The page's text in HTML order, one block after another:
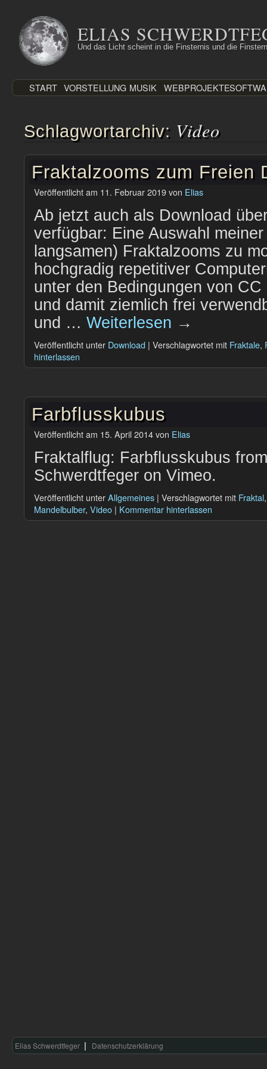
Inhalt
springen
ELIAS
Und das Licht scheint in die Finsternis und die
START VORSTELLUNG MUSIK WEBPROJEKTE
Schlagwortarchiv: Video
Fraktalzooms zum Freien
Veröffentlicht am 11. Februar 2019von Elias
Ab jetzt auch als Download
verfügbar: Eine Auswahl
langsamen) Fraktalzooms zu
hochgradig repetitiver
unter den Bedingungen von
und damit ziemlich frei
und … Weiterlesen →
Veröffentlicht unter Download | Verschlagwortet mit Fraktale,
hinterlassen
Farbflusskubus
Veröffentlicht am 15. April 2014von Elias
Fraktalflug: Farbflusskubus
Schwerdtfeger on Vimeo.
Veröffentlicht unterAllgemeines | Verschlagwortet mit Fraktal
Mandelbulber, Video | Kommentar hinterlassen
Elias Schwerdtfeger Datenschutzerklärung